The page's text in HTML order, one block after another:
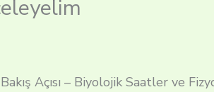
Açısı – Biyolojik Saatler ve